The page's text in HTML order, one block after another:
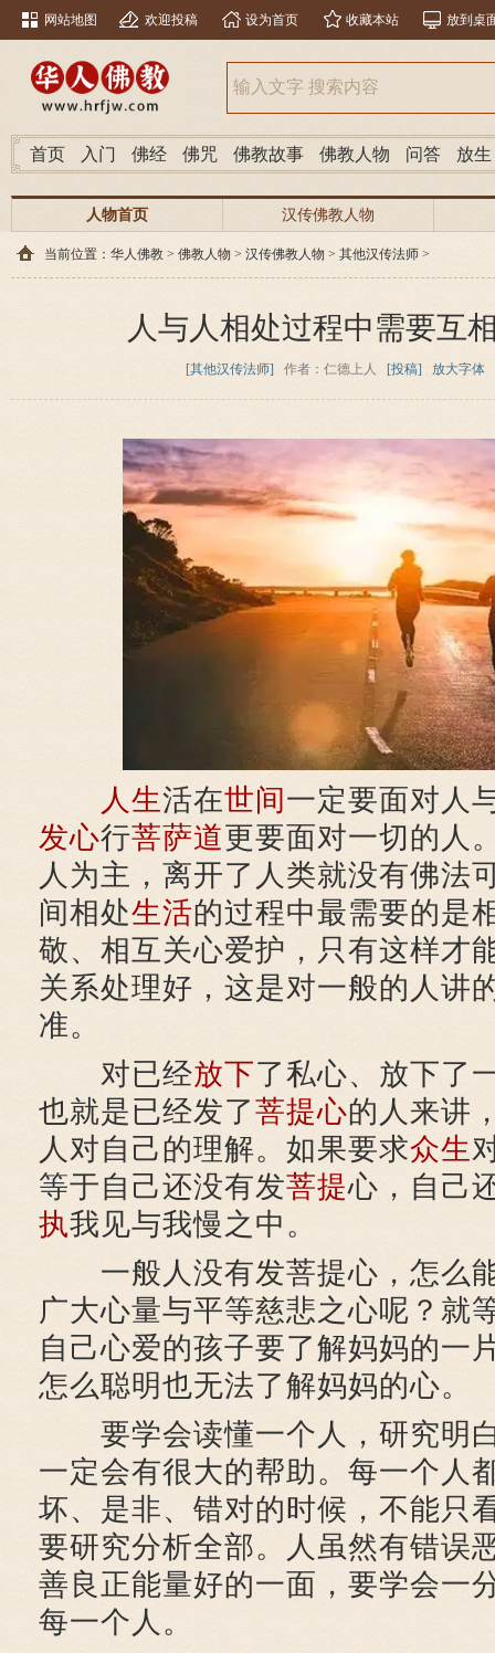
网站地图 欢迎投稿 设为首页 收藏本站 放到桌
首页 入门 佛经 佛咒 佛教故事 佛教人物 问答 放生
人物首页 汉传佛教人物
当前位置： 华人佛教 > 佛教人物 > 汉传佛教人物 > 其他汉传法师 >
人与人相处过程中需要互
[其他汉传法师] 作者：仁德上人 [投稿] 放大字体
人生活在世间 一定要面对人
发心行菩萨道更要面对一切的人
人为主，离开了人类就没有佛法
间相处生活的过程中最需要的是
敬、相互关心爱护，只有这样才
关系处理好，这是对一般的人讲
准。
对已经放下了私心、放下了
也就是已经发了菩提心的人来讲
人对自己的理解。如果要求众生
等于自己还没有发菩提心，自己
执我见与我慢之中。
一般人没有发菩提心，怎么
广大心量与平等慈悲之心呢？就
自己心爱的孩子要了解妈妈的一
怎么聪明也无法了解妈妈的心。
要学会读懂一个人，研究明
一定会有很大的帮助。每一个人
坏、是非、错对的时候，不能只
要研究分析全部。人虽然有错误
善良正能量好的一面，要学会一
每一个人。